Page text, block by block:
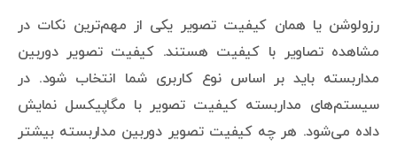
رزولوشن یا همان کیفیت تصویر یکی از مهم‌ترین نکات در
مشاهده تصاویر با کیفیت هستند. کیفیت تصویر دوربین
مداربسته باید بر اساس نوع کاربری شما انتخاب شود. در
سیستم‌های مداربسته کیفیت تصویر با مگاپیکسل نمایش
داده می‌شود. هر چه کیفیت تصویر دوربین مداربسته بیشتر